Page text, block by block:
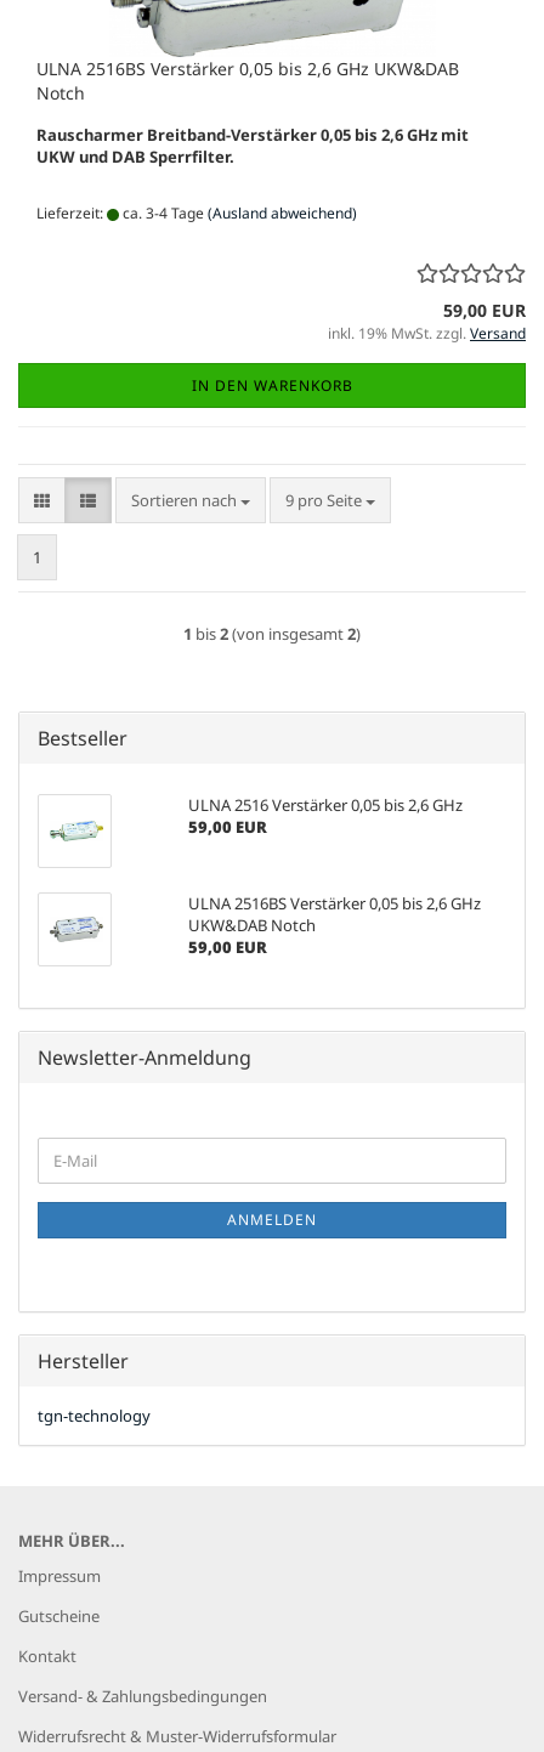
ULNA 2516BS Verstärker 0,05 bis 2,6 GHz UKW&DAB
Notch
Rauscharmer Breitband-Verstärker 0,05 bis 2,6 GHz mit
UKW und DAB Sperrfilter.
Lieferzeit: ca. 3-4 Tage(Ausland abweichend)
59,00 EUR
inkl. 19% MwSt. zzgl.Versand
IN DEN WARENKORB
Sortieren nach
Sortieren nach 9 pro Seite
pro Seite
1
1 bis2(von insgesamt2)
Bestseller
ULNA 2516 Verstärker 0,05 bis 2,6 GHz
59,00 EUR
ULNA 2516BS Verstärker 0,05 bis 2,6 GHz
UKW&DAB Notch
59,00 EUR
Newsletter-Anmeldung
ZUR
NEWSLETTER-
E-
Mail
ANMELDEN
Hersteller
tgn-technology
MEHR ÜBER...
Impressum
Gutscheine
Kontakt
Versand- & Zahlungsbedingungen
Widerrufsrecht & Muster-Widerrufsformular